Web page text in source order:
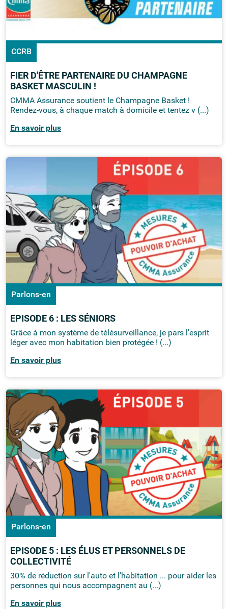
CCRB
FIER D'ÊTRE PARTENAIRE DU CHAMPAGNE
BASKET MASCULIN !
CMMA Assurance soutient le Champagne Basket !
Rendez-vous, à chaque match à domicile et tentez v (...)
En savoir plus
Parlons-en
EPISODE 6 : LES SÉNIORS
Grâce à mon système de télésurveillance, je pars l'esprit
léger avec mon habitation bien protégée ! (...)
En savoir plus
Parlons-en
EPISODE 5 : LES ÉLUS ET PERSONNELS DE
COLLECTIVITÉ
30% de réduction sur l'auto et l'habitation ... pour aider les
personnes qui nous accompagnent au (...)
En savoir plus